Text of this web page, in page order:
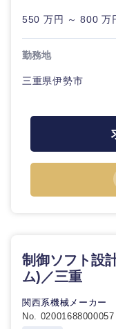
550 万円 ～ 800 万
勤務地
三重県伊勢市
制御ソフト設
ム)／三重
関西系機械メーカー
No. 02001688000057